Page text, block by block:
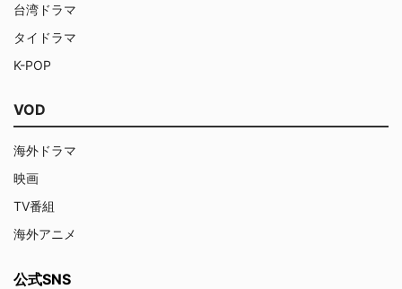
台湾ドラマ
タイドラマ
K-POP
VOD
海外ドラマ
映画
TV番組
海外アニメ
公式SNS